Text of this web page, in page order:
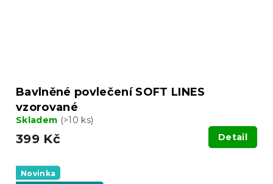
Bavlněné povlečení SOFT LINES
vzorované
Skladem (>10 ks)
399 Kč Detail
Novinka